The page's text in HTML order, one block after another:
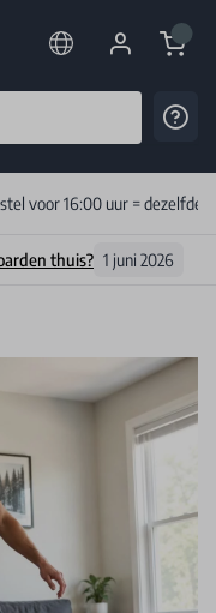
Cart
voor 16:00 uur = dezelfde
thuis? 1 juni 2026